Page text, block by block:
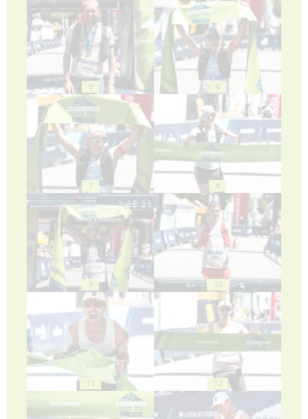
5 6
7 8
9 10
11 12